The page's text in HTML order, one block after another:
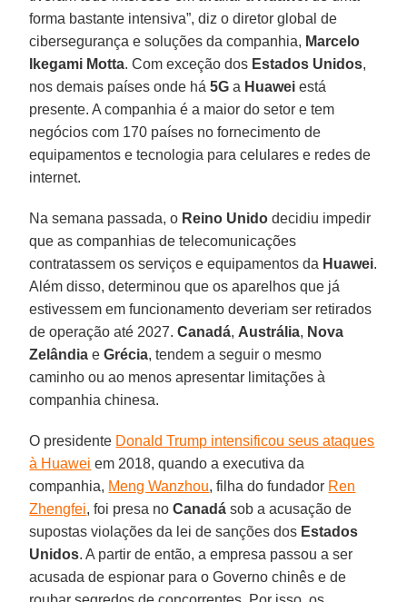
forma bastante intensiva”, diz o diretor global de
cibersegurança e soluções da companhia, Marcelo
Ikegami Motta. Com exceção dos Estados Unidos,
nos demais países onde há5G a Huawei está
presente. A companhia é a maior do setor e tem
negócios com 170 países no fornecimento de
equipamentos e tecnologia para celulares e redes de
internet.
Na semana passada, o Reino Unido decidiu impedir
que as companhias de telecomunicações
contratassem os serviços e equipamentos da Huawei.
Além disso, determinou que os aparelhos que já
estivessem em funcionamento deveriam ser retirados
de operação até 2027.Canadá, Austrália, Nova
Zelândia eGrécia, tendem a seguir o mesmo
caminho ou ao menos apresentar limitações à
companhia chinesa.
O presidente Donald Trump intensificou seus ataques
à Huawei em 2018, quando a executiva da
companhia, Meng Wanzhou, filha do fundador Ren
Zhengfei, foi presa noCanadá sob a acusação de
supostas violações da lei de sanções dos Estados
Unidos. A partir de então, a empresa passou a ser
acusada de espionar para o Governo chinês e de